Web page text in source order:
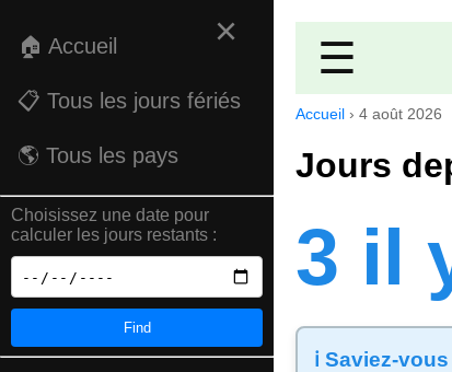
×
🏠 Accueil
📋 Tous les jours fériés
🌎 Tous les pays
Choisissez une date pour
calculer les jours restants :
Find
☰
Accueil › 4 août 2026
Jours
3 il
ℹ️ Saviez-